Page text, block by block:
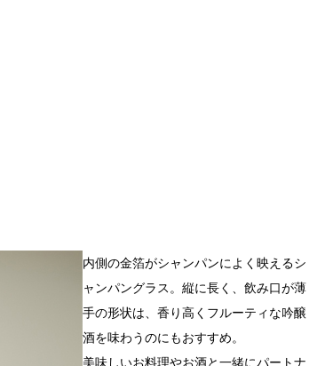
内側の金箔がシャンパンによく映えるシ
ャンパングラス。縦に長く、飲み口が薄
手の形状は、香り高くフルーティな吟醸
酒を味わうのにもおすすめ。
美味しいお料理やお酒と一緒にパートナ